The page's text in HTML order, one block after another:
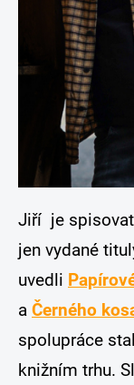
Jiří je
jen vydané
uvedli
a Černého
spolupráce
knižním trhu.